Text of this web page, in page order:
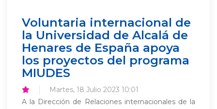
Voluntaria internacional de
la Universidad de Alcalá de
Henares de España apoya
los proyectos del programa
MIUDES
Martes, 18 Julio 2023 10:01
A la Dirección de Relaciones internacionales de la